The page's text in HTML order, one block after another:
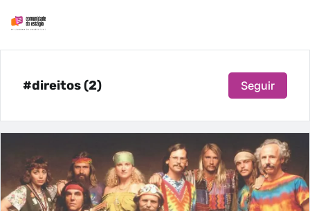
#direitos (2) Seguir